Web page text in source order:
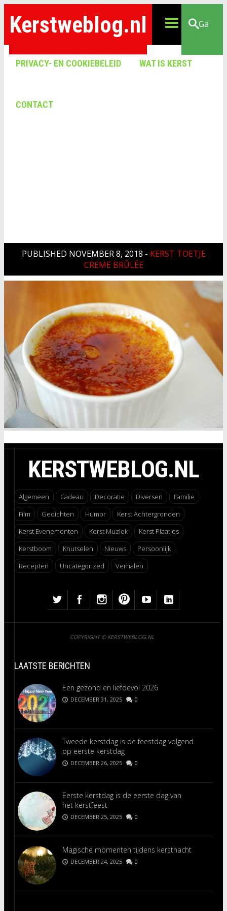
Kerstweblog.nl
PRIVACY- EN COOKIEBELEID WAT IS KERST
CONTACT
Ga
PUBLISHED NOVEMBER 8, 2018 - KERST TOETJE
CREME BRÛLÉE
KERSTWEBLOG.NL
Algemeen Cadeau Decoratie Diversen
Familie
Film
Gedichten Humor
Kerst Achtergronden
Kerst Evenementen
Kerst Muziek
Kerst Plaatjes
Kerstboom
Knutselen Nieuws
Persoonlijk
Recepten
Uncategorized Verhalen
COPYRIGHT © KERSTWEBLOG.NL
LAATSTE BERICHTEN
Een gezond en liefdevol 2026
DECEMBER 31, 2025 0
Tweede kerstdag is de feestdag volgend
op eerste kerstdag
DECEMBER 26, 2025 0
Eerste kerstdag is de eerste dag van
het kerstfeest
DECEMBER 25, 2025 0
Magische momenten tijdens kerstnacht
DECEMBER 24, 2025 0